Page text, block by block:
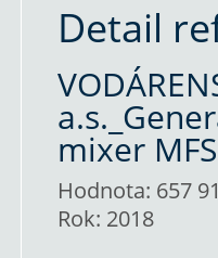
Detail
mixer
Hodnota: 657
Rok: 2018